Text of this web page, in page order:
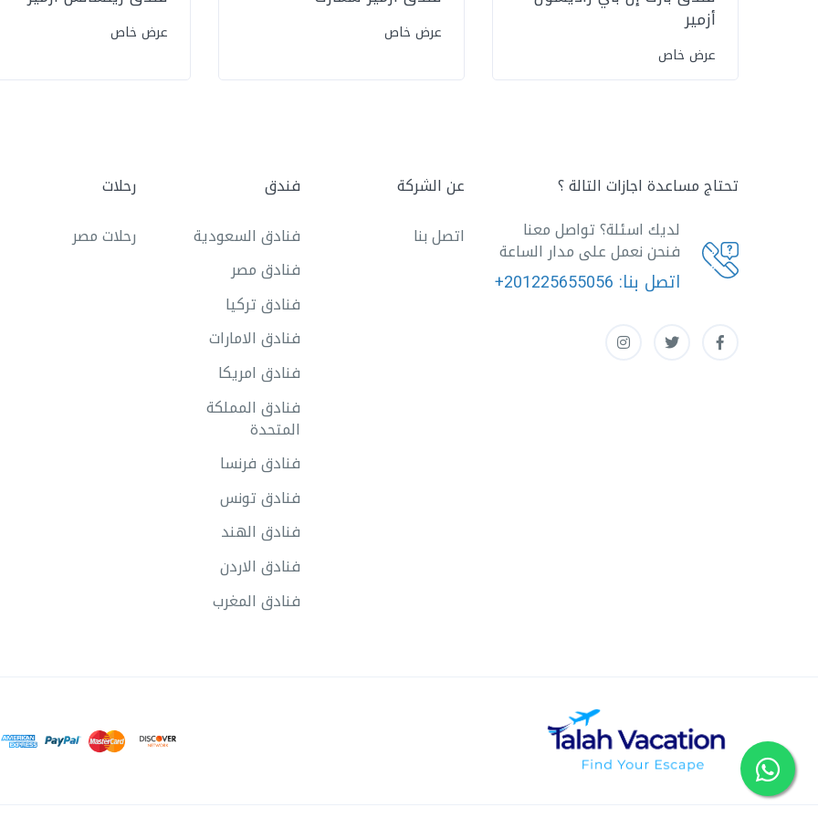
أزمير
عرض خاص
عرض خاص عرض خاص
تحتاج مساعدة اجازات التالة ؟
لديك اسئلة؟ تواصل معنا
فنحن نعمل على مدار الساعة
اتصل بنا: +201225655056
عن الشركة
اتصل بنا
فندق
فنادق السعودية
فنادق مصر
فنادق تركيا
فنادق الامارات
فنادق امريكا
فنادق المملكة
المتحدة
فنادق فرنسا
فنادق تونس
فنادق الهند
فنادق الاردن
فنادق المغرب
رحلات
رحلات مصر